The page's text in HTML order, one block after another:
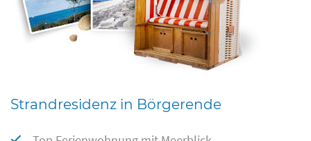
Strandresidenz in Börgerende